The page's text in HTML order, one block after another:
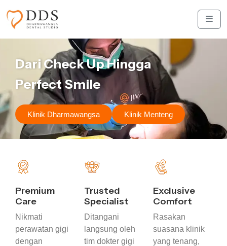
Dari Check Up Hingga
Perfect Smile
Klinik Dharmawangsa Klinik Menteng
Premium
Care
Nikmati
perawatan gigi
dengan
Trusted
Specialist
Ditangani
langsung oleh
tim dokter gigi
Exclusive
Comfort
Rasakan
suasana klinik
yang tenang,